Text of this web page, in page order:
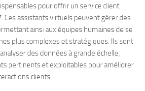
pour offrir un service client
Ces assistants virtuels peuvent gérer des
ainsi aux équipes humaines de se
plus complexes et stratégiques. Ils sont
des données à grande échelle,
pertinents et exploitables pour améliorer
clients.